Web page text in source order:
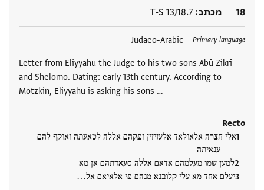
18 מכתב T-S 13J18.7
Primary language
Judaeo-Arabic
Letter from Eliyyahu the Judge to his two sons Abū Zikrī
and Shelomo. Dating: early 13th century. According to
Motzkin, Eliyyahu is asking his sons …
Recto
אלי חצרה אלאולאד אלעזיזין ופקהם אללה לטאעתה ואוקף להם
ענאיתה
למען שמו מעלמהם אדאם אללה סעאדתהם אן מא
יעלם אחד מא עלי קלובנא מנהם פי אלאיאם אל‮…
תגים